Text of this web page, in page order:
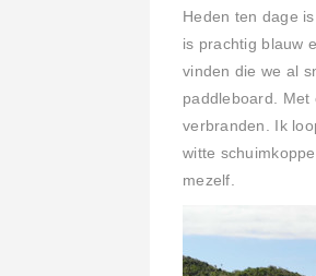
Heden ten dage
is prachtig blauw
vinden die we al
paddleboard. Met
verbranden. Ik
witte
mezelf.